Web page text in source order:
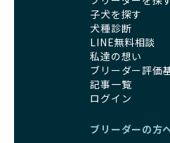
子犬を探す
犬種診断
LINE無料相談
私達の想い
ブリーダー評価
記事一覧
ログイン
ブリーダーの方